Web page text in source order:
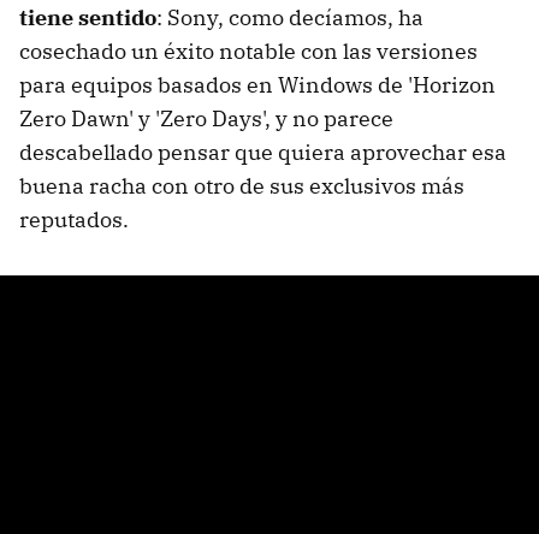
tiene sentido: Sony, como decíamos, ha
cosechado un éxito notable con las versiones
para equipos basados en Windows de 'Horizon
Zero Dawn' y 'Zero Days', y no parece
descabellado pensar que quiera aprovechar esa
buena racha con otro de sus exclusivos más
reputados.